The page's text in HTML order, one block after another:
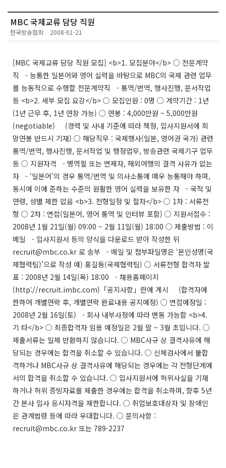
MBC 국제교류 담당 직원
한국방송협회 2008-01-21
[MBC 국제교류 담당 직원 모집] <b>1. 모집분야</b> ○ 전문계약
직 - 능통한 일본어와 영어 실력을 바탕으로 MBC의 국제 관련 업무
를 능동적으로 수행할 전문계약직 - 통역/번역, 행사진행, 문서작업
등 <b>2. 세부 모집 요강</b> ○ 모집인원 : 0명 ○ 계약기간 : 1년
(1년 근무 후, 1년 연장 가능) ○ 연봉 : 4,000만원 ~ 5,000만원
(negotiable) (경력 및 사내 기준에 따라 책정, 입사지원서에 희
망연봉 반드시 기재) ○ 해당직무 : 국제행사(일본, 영어권 국가) 관련
통역/번역, 행사진행, 문서작업 및 행정업무, 방송관련 국제기구 업무
등 ○ 지원자격 - 병역필 또는 면제자, 해외여행의 결격 사유가 없는
자 - ‘일본어’의 경우 통역/번역 및 의사소통에 매우 능통해야 하며,
동시에 이에 준하는 수준의 원활한 영어 실력을 보유한 자 - 국적 및
연령, 성별 제한 없음 <b>3. 전형일정 및 절차</b> ○ 1차 : 서류전
형 ○ 2차 : 면접(일본어, 영어 통역 및 인터뷰 포함) ○ 지원서접수 :
2008년 1월 21일(월) 09:00 ~ 2월 11일(월) 18:00 ○ 제출방법 : 이
메일 - 입사지원서 등의 양식을 다운로드 받아 작성한 뒤
recruit@mbc.co.kr 로 송부 - 메일 및 첨부파일명은 ‘본인성명(국
제협력팀)’으로 작성 예) 홍길동(국제협력팀) ○ 서류전형 합격자 발
표 : 2008년 2월 14일(목) 18:00 - 채용홈페이지
(http://recruit.imbc.com)「공지사항」란에 게시 (합격자에
한하여 개별연락 후, 개별연락 완료내용 공지예정) ○ 면접예정일 :
2008년 2월 16일(토) - 회사 내부사정에 따라 변동 가능함 <b>4.
기 타</b> ○ 최종합격자 임용 예정일은 2월 말 ~ 3월 초입니다. ○
제출서류는 일체 반환하지 않습니다. ○ MBC사규 상 결격사유에 해
당되는 경우에는 합격을 취소할 수 있습니다. ○ 신체검사에서 불합
격하거나 MBC사규 상 결격사유에 해당되는 경우에는 각 전형단계에
서의 합격을 취소할 수 있습니다. ○ 입사지원서에 허위사실을 기재
하거나 허위 증빙자료를 제출한 경우에는 합격을 취소하며, 향후 5년
간 본사 입사 응시자격을 제한합니다. ○ 취업보호대상자 및 장애인
은 관계법령 등에 따라 우대합니다. ○ 문의사항 :
recruit@mbc.co.kr 또는 789-2237